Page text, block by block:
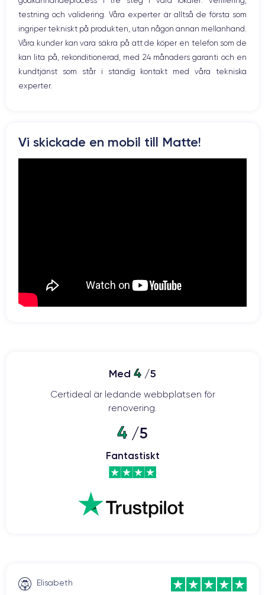
testning och validering. Våra experter är alltså de första som
ingriper tekniskt på produkten, utan någon annan mellanhand.
Våra kunder kan vara säkra på att de köper en telefon som de
kan lita på, rekonditionerad, med 24 månaders garanti och en
kundtjänst som står i ständig kontakt med våra tekniska
experter.
Vi skickade en mobil till Matte!
Med 4 /5
Certideal är ledande webbplatsen för
renovering.
4 /5
Fantastiskt
Elisabeth